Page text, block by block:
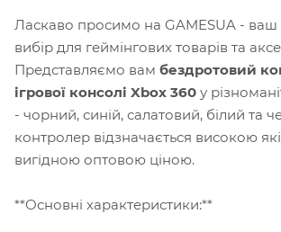
Ласкаво просимо на GAMESUA - ваш
вибір для геймінгових товарів та
Представляємо вам бездротовий
ігрової консолі Xbox 360 у
- чорний, синій, салатовий, білий та
контролер відзначається високою
вигідною оптовою ціною.
**Основні характеристики:**